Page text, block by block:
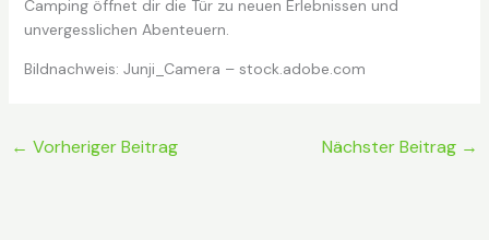
Camping öffnet dir die Tür zu neuen Erlebnissen und
unvergesslichen Abenteuern.
Bildnachweis: Junji_Camera – stock.adobe.com
← Vorheriger Beitrag Nächster Beitrag →